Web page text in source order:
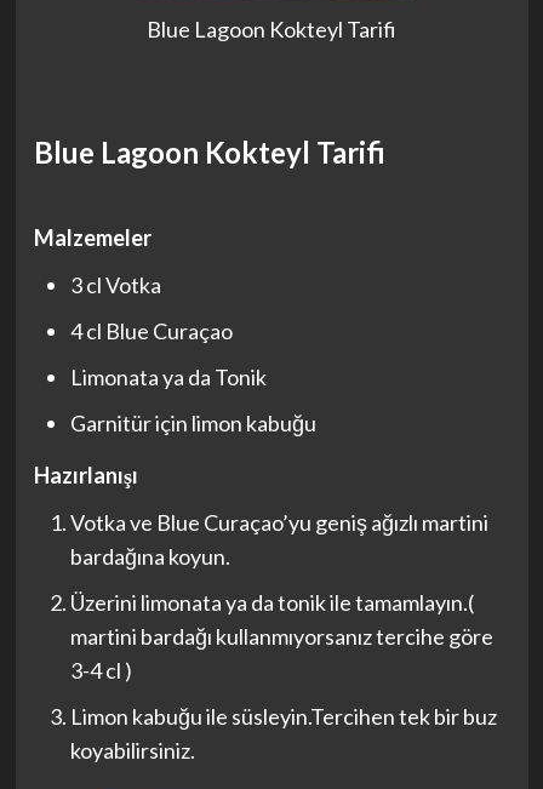
Blue Lagoon Kokteyl Tarifi
Blue Lagoon Kokteyl Tarifi
Malzemeler
3 cl Votka
4 cl Blue Curaçao
Limonata ya da Tonik
Garnitür için limon kabuğu
Hazırlanışı
Votka ve Blue Curaçao’yu geniş ağızlı martini
bardağına koyun.
Üzerini limonata ya da tonik ile tamamlayın.(
martini bardağı kullanmıyorsanız tercihe göre
3-4 cl )
Limon kabuğu ile süsleyin.Tercihen tek bir buz
koyabilirsiniz.